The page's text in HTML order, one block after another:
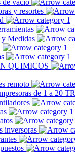
de vacío
y resortes
y Medidas
QUIMICOS
remoto
de 1 a 20 TR
inversoras